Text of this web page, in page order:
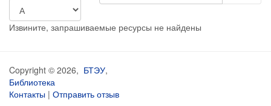
Извините, запрашиваемые ресурсы не найдены
Copyright © 2026, БТЭУ,
Библиотека
Контакты | Отправить отзыв